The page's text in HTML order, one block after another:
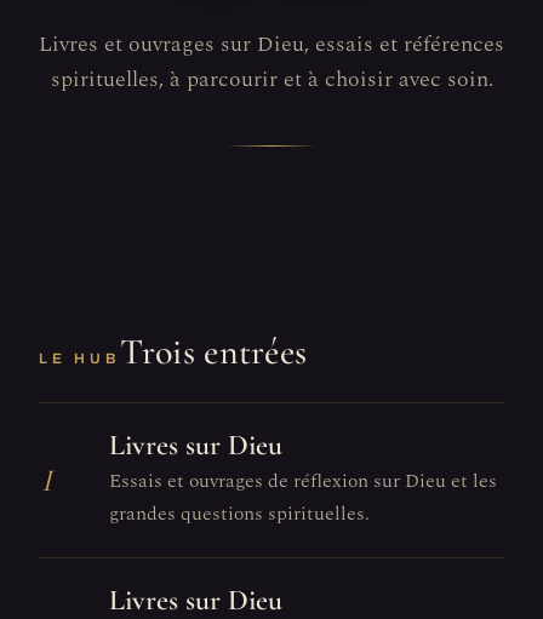
Livres et ouvrages sur Dieu, essais et références
spirituelles, à parcourir et à choisir avec soin.
LE HUB Trois entrées
I
Livres sur Dieu
Essais et ouvrages de réflexion sur Dieu et les
grandes questions spirituelles.
Livres sur Dieu